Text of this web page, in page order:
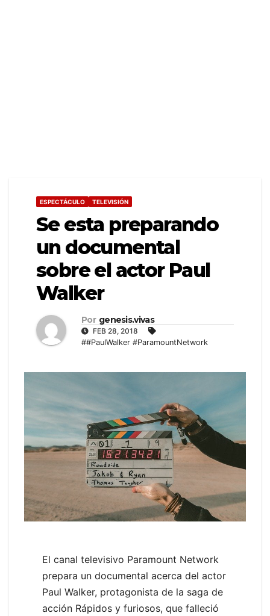
ESPECTÁCULO TELEVISIÓN
Se esta preparando
un documental
sobre el actor Paul
Walker
Por genesis.vivas
FEB 28, 2018
##PaulWalker #ParamountNetwork
El canal televisivo Paramount Network
prepara un documental acerca del actor
Paul Walker, protagonista de la saga de
acción Rápidos y furiosos, que falleció